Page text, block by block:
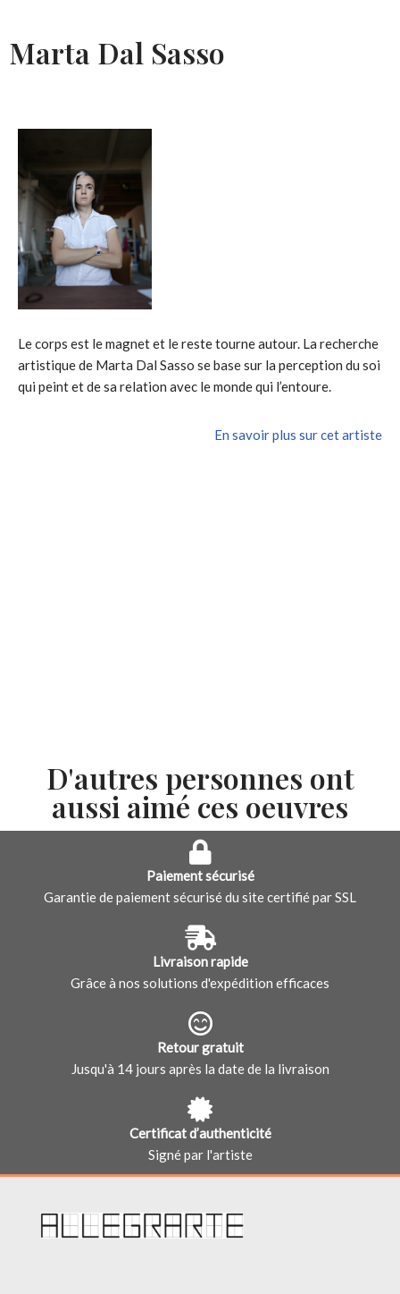
Marta Dal Sasso
Le corps est le magnet et le reste tourne autour. La recherche
artistique de Marta Dal Sasso se base sur la perception du soi
qui peint et de sa relation avec le monde qui l’entoure.
En savoir plus sur cet artiste
D'autres personnes ont
aussi aimé ces oeuvres
Paiement sécurisé
Garantie de paiement sécurisé du site certifié par SSL
Livraison rapide
Grâce à nos solutions d'expédition efficaces
Retour gratuit
Jusqu'à 14 jours après la date de la livraison
Certificat d’authenticité
Signé par l'artiste